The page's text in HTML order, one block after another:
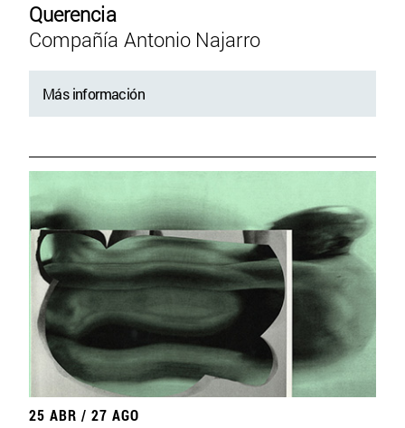
Querencia
Compañía Antonio Najarro
Más información
25 ABR / 27 AGO